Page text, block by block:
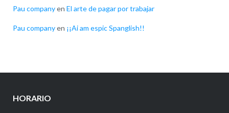
Pau companyen El arte de pagar por trabajar
Pau companyen ¡¡Ai am espic Spanglish!!
HORARIO